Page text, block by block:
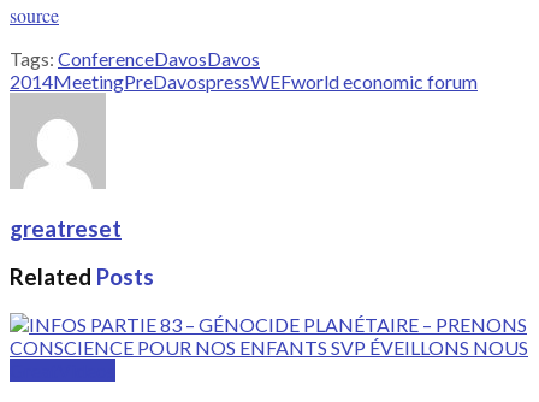
source
Tags: ConferenceDavosDavos
2014MeetingPreDavospressWEFworld economic forum
greatreset
Related Posts